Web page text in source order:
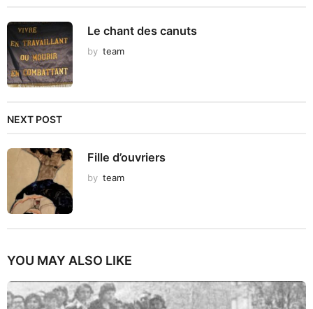
Le chant des canuts
by team
NEXT POST
Fille d’ouvriers
by team
YOU MAY ALSO LIKE